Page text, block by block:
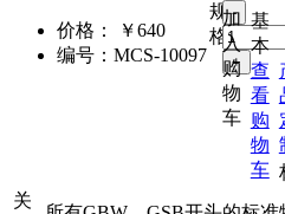
价格：
￥640
编号： MCS-10097
规
格：
加
入
购
物
车
查
看
购
物
车
基
本
关